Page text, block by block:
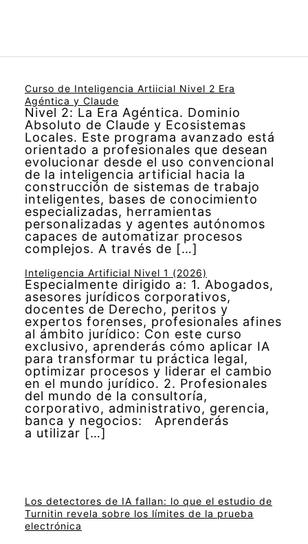
Curso de Inteligencia Artiicial Nivel 2 Era
Agéntica y Claude
Nivel 2: La Era Agéntica. Dominio
Absoluto de Claude y Ecosistemas
Locales. Este programa avanzado está
orientado a profesionales que desean
evolucionar desde el uso convencional
de la inteligencia artificial hacia la
construcción de sistemas de trabajo
inteligentes, bases de conocimiento
especializadas, herramientas
personalizadas y agentes autónomos
capaces de automatizar procesos
complejos. A través de […]
Inteligencia Artificial Nivel 1 (2026)
Especialmente dirigido a: 1. Abogados,
asesores jurídicos corporativos,
docentes de Derecho, peritos y
expertos forenses, profesionales afines
al ámbito jurídico: Con este curso
exclusivo, aprenderás cómo aplicar IA
para transformar tu práctica legal,
optimizar procesos y liderar el cambio
en el mundo jurídico. 2. Profesionales
del mundo de la consultoría,
corporativo, administrativo, gerencia,
banca y negocios: Aprenderás
a utilizar […]
Los detectores de IA fallan: lo que el estudio de
Turnitin revela sobre los límites de la prueba
electrónica